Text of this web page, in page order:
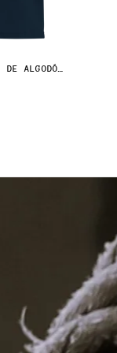
BERMEOKO - CAMISETA UNISEX DE ALGODÓN ORGÁNICO